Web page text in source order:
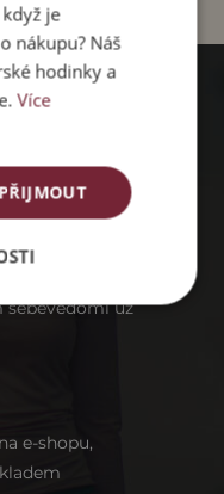
sebevědomí už
e-shopu,
je
nákupu? Náš
hodinky a
Více